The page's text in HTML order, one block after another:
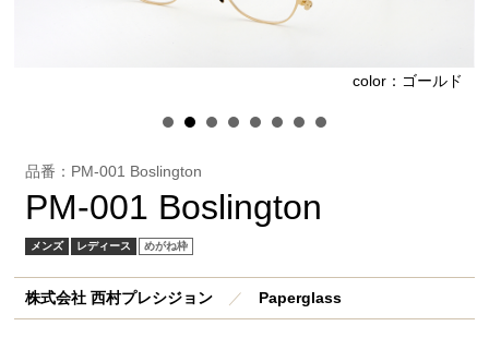
color：ゴールド
品番：PM-001 Boslington
PM-001 Boslington
メンズ レディース めがね枠
株式会社 西村プレシジョン ／ Paperglass